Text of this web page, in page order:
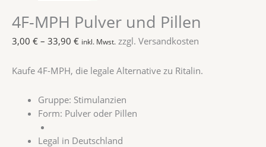
4F-MPH Pulver und Pillen
3,00 € – 33,90 € inkl. Mwst. zzgl. Versandkosten
Kaufe 4F-MPH, die legale Alternative zu Ritalin.
Gruppe: Stimulanzien
Form: Pulver oder Pillen
Legal in Deutschland